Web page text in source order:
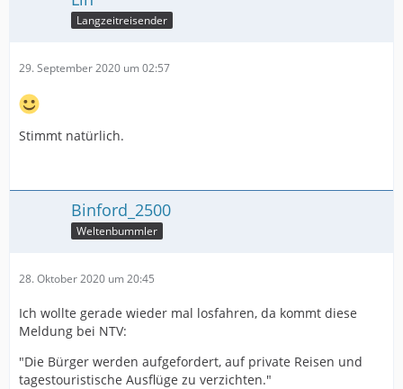
Langzeitreisender
29. September 2020 um 02:57
Stimmt natürlich.
Binford_2500
Weltenbummler
28. Oktober 2020 um 20:45
Ich wollte gerade wieder mal losfahren, da kommt diese
Meldung bei NTV:
"Die Bürger werden aufgefordert, auf private Reisen und
tagestouristische Ausflüge zu verzichten."